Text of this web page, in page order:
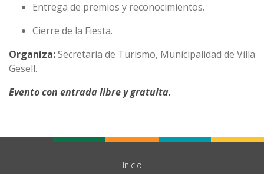
Entrega de premios y reconocimientos.
Cierre de la Fiesta.
Organiza:Secretaría de Turismo, Municipalidad de Villa
Gesell.
Evento con entrada libre y gratuita.
Inicio